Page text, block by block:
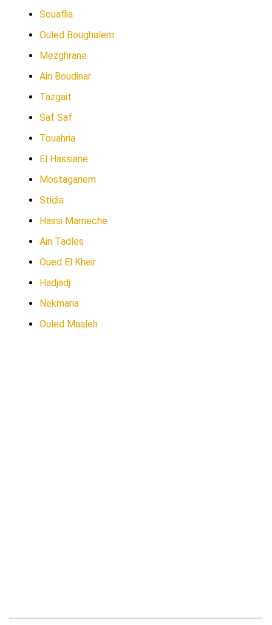
Souaflia
Ouled Boughalem
Mezghrane
Ain Boudinar
Tazgait
Saf Saf
Touahria
El Hassiane
Mostaganem
Stidia
Hassi Mameche
Ain Tadles
Oued El Kheir
Hadjadj
Nekmaria
Ouled Maaleh